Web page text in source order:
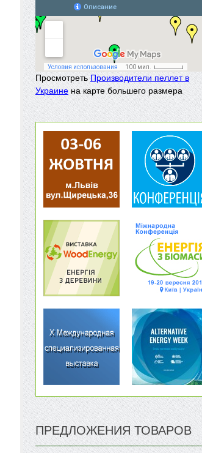
ПросмотретьПроизводители пеллет в
Украине на карте большего размера
ПРЕДЛОЖЕНИЯ ТОВАРОВ